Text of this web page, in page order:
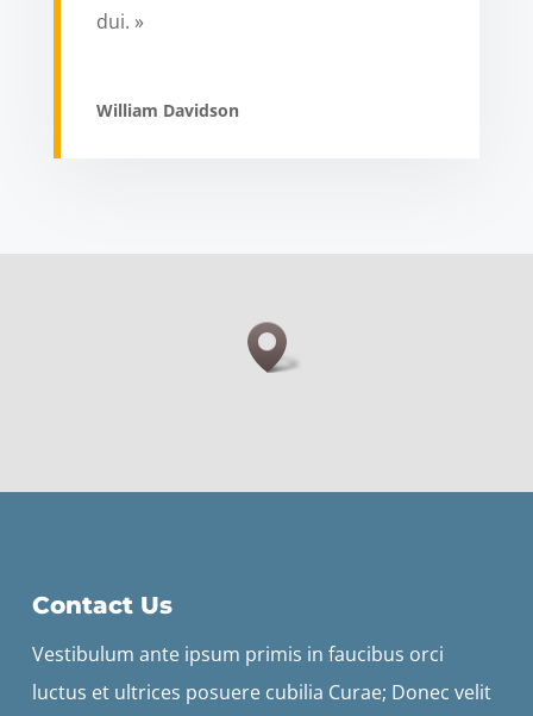
dui. »
William Davidson
Contact Us
Vestibulum ante ipsum primis in faucibus orci
luctus et ultrices posuere cubilia Curae; Donec velit